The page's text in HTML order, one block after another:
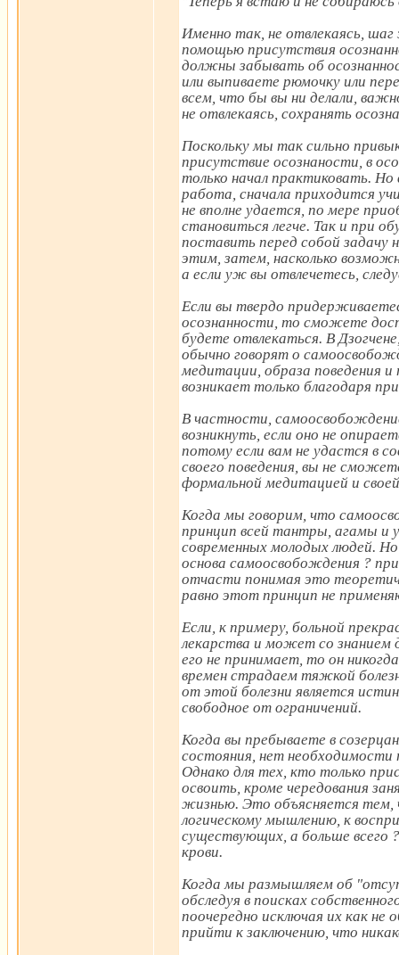
Именно так, не отвлекаясь,
помощью присутствия
должны забывать об
или выпиваете рюмочку или
всем, что бы вы ни делали,
не отвлекаясь, сохранять
Поскольку мы так сильно
присутствие осознаности, в
только начал практиковать.
работа, сначала приходится
не вполне удается, по мере
становиться легче. Так и при
поставить перед собой задачу
этим, затем, насколько
а если уж вы отвлечетесь,
Если вы твердо
осознанности, то сможете
будете отвлекаться. В
обычно говорят о
медитации, образа поведения
возникает только благодаря
В частности,
возникнуть, если оно не
потому если вам не удастся в
своего поведения, вы не
формальной медитацией и
Когда мы говорим, что
принцип всей тантры, агамы и
современных молодых людей.
основа самоосвобождения ?
отчасти понимая это
равно этот принцип не
Если, к примеру, больной
лекарства и может со знанием
его не принимает, то он
времен страдаем тяжкой
от этой болезни является
свободное от ограничений.
Когда вы пребываете в
состояния, нет необходимости
Однако для тех, кто только
освоить, кроме чередования
жизнью. Это объясняется тем,
логическому мышлению, к
существующих, а больше всего
крови.
Когда мы размышляем об
обследуя в поисках
поочередно исключая их как
прийти к заключению, что